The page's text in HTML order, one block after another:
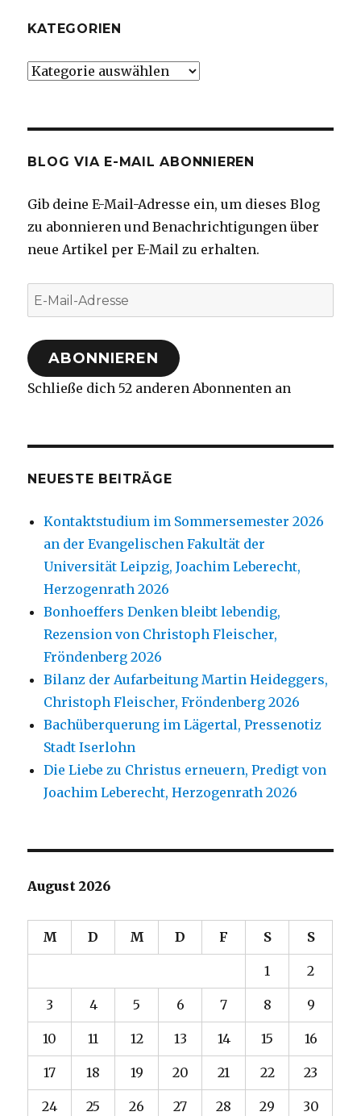
KATEGORIEN
Kategorien
BLOG VIA E-MAIL ABONNIEREN
Gib deine E-Mail-Adresse ein, um dieses Blog
zu abonnieren und Benachrichtigungen über
neue Artikel per E-Mail zu erhalten.
E-
Mail-
Adresse
ABONNIEREN
Schließe dich 52 anderen Abonnenten an
NEUESTE BEITRÄGE
Kontaktstudium im Sommersemester 2026
an der Evangelischen Fakultät der
Universität Leipzig, Joachim Leberecht,
Herzogenrath 2026
Bonhoeffers Denken bleibt lebendig,
Rezension von Christoph Fleischer,
Fröndenberg 2026
Bilanz der Aufarbeitung Martin Heideggers,
Christoph Fleischer, Fröndenberg 2026
Bachüberquerung im Lägertal, Pressenotiz
Stadt Iserlohn
Die Liebe zu Christus erneuern, Predigt von
Joachim Leberecht, Herzogenrath 2026
August 2026
M D M D F S S
1 2
3 4 5 6 7 8 9
10 11 12 13 14 15 16
17 18 19 20 21 22 23
24 25 26 27 28 29 30